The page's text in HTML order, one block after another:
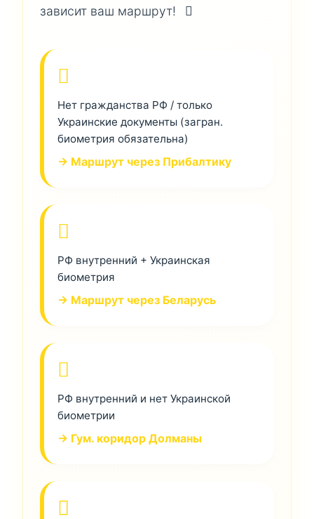
зависит ваш маршрут!
Нет гражданства РФ / только
Украинские документы (загран.
биометрия обязательна)
→ Маршрут через Прибалтику
РФ внутренний + Украинская
биометрия
→ Маршрут через Беларусь
РФ внутренний и нет Украинской
биометрии
→ Гум. коридор Долманы